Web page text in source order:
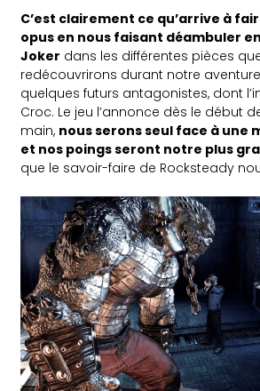
C’est clairement ce qu’arrive à
opus en nous faisant déambuler
Joker dans les différentes pièces
redécouvrirons durant notre
quelques futurs antagonistes, dont
Croc. Le jeu l’annonce dès le début
main, nous serons seul face à une
et nos poings seront notre plus
que le savoir-faire de Rocksteady